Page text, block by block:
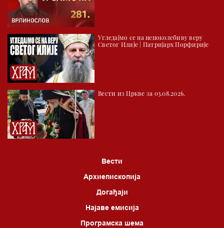
Угледајмо се на непоколебиву веру
Светог Илије | Патријарх Порфирије
Вести из Цркве за 03.08.2026.
Вести
Архиепископија
Догађаји
Најаве емисија
Програмска шема